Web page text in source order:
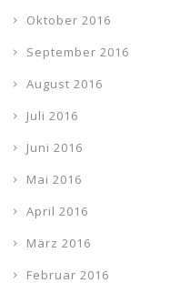
Oktober 2016
September 2016
August 2016
Juli 2016
Juni 2016
Mai 2016
April 2016
März 2016
Februar 2016